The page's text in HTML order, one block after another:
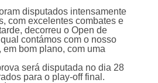
disputados intensamente
com excelentes combates e
decorreu o Open de
contámos com o nosso
bom plano, com uma
será disputada no dia 28
para o play-off final.